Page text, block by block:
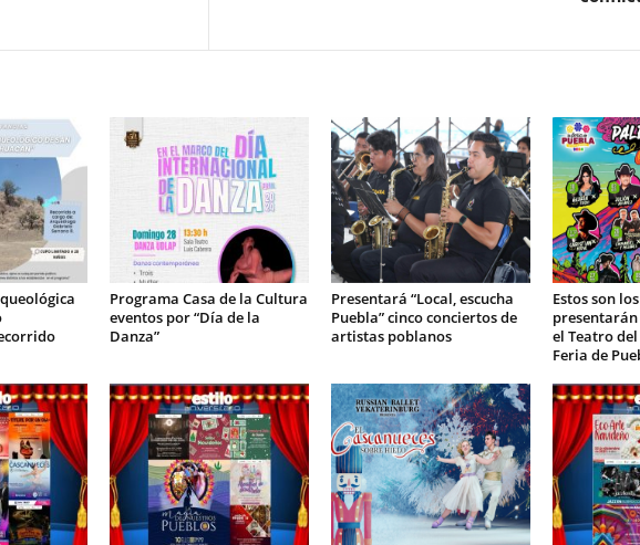
Programa Casa de la Cultura
eventos por “Día de la
Danza”
Presentará “Local, escucha
Puebla” cinco conciertos de
artistas poblanos
Estos son
presentarán
el Teatro
Feria de